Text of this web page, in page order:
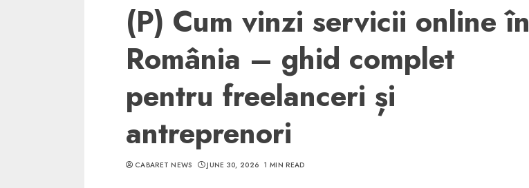
(P) Cum vinzi servicii online în
România – ghid complet
pentru freelanceri și
antreprenori
CABARET NEWS JUNE 30, 2026 1 MIN READ